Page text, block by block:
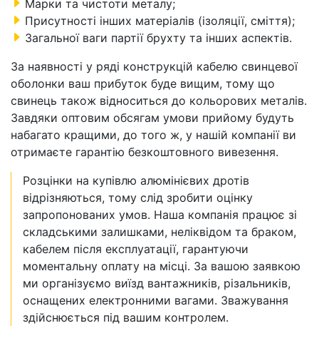
Марки та чистоти металу;
Присутності інших матеріалів (ізоляції, сміття);
Загальної ваги партії брухту та інших аспектів.
За наявності у ряді конструкцій кабелю свинцевої
оболонки ваш прибуток буде вищим, тому що
свинець також відноситься до кольорових металів.
Завдяки оптовим обсягам умови прийому будуть
набагато кращими, до того ж, у нашій компанії ви
отримаєте гарантію безкоштовного вивезення.
Розцінки на купівлю алюмінієвих дротів
відрізняються, тому слід зробити оцінку
запропонованих умов. Наша компанія працює зі
складськими залишками, неліквідом та браком,
кабелем після експлуатації, гарантуючи
моментальну оплату на місці. За вашою заявкою
ми організуємо виїзд вантажників, різальників,
оснащених електронними вагами. Зважування
здійснюється під вашим контролем.